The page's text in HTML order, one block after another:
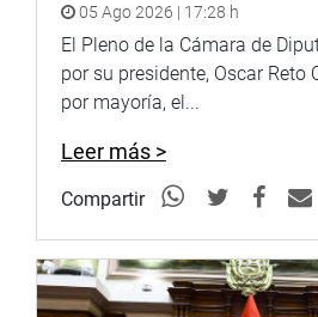
PROMUVI Señor de los Milagros,
preocupación por la inseguridad
la zona y solicitaron la
que permita fortalecer la
tranquilidad de las familias del
PUNO
En tanto, el parlamentario Flavio
constituyó en el distrito de
donde sostuvo una reunión con
05 Ago 2026 | 17:28 h
El Pleno de la Cámara de
por su presidente, Oscar Reto
por mayoría, el...
Leer más >
Compartir